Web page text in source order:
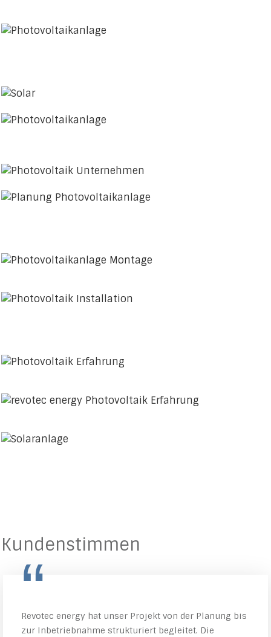
Kundenstimmen
“
Revotec energy hat unser Projekt von der Planung bis
zur Inbetriebnahme strukturiert begleitet. Die